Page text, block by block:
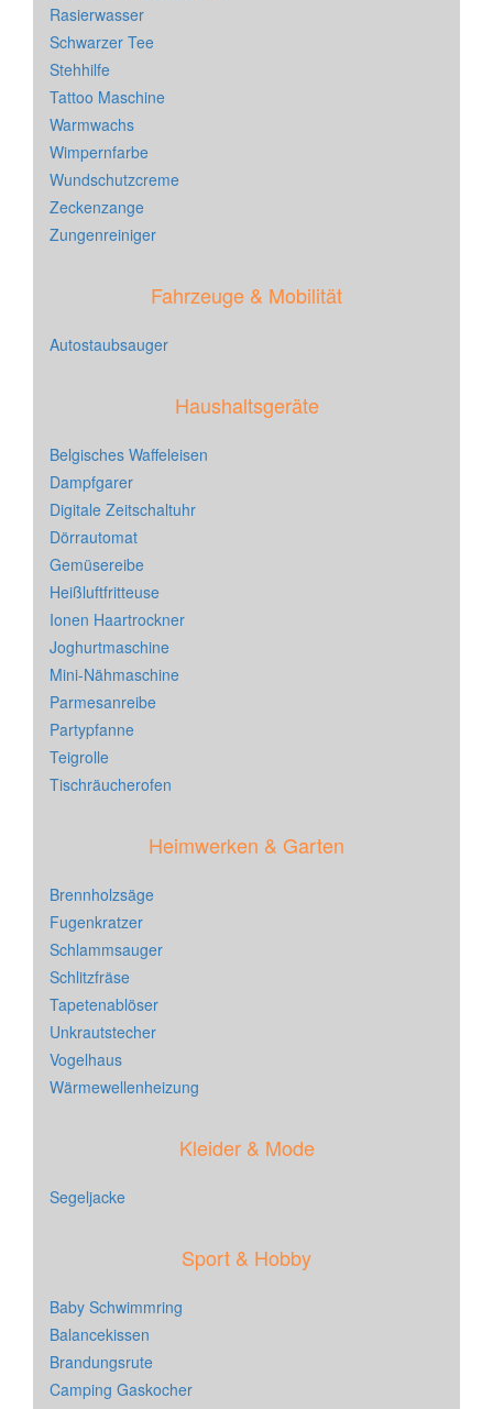
Rasierwasser
Schwarzer Tee
Stehhilfe
Tattoo Maschine
Warmwachs
Wimpernfarbe
Wundschutzcreme
Zeckenzange
Zungenreiniger
Fahrzeuge & Mobilität
Autostaubsauger
Haushaltsgeräte
Belgisches Waffeleisen
Dampfgarer
Digitale Zeitschaltuhr
Dörrautomat
Gemüsereibe
Heißluftfritteuse
Ionen Haartrockner
Joghurtmaschine
Mini-Nähmaschine
Parmesanreibe
Partypfanne
Teigrolle
Tischräucherofen
Heimwerken & Garten
Brennholzsäge
Fugenkratzer
Schlammsauger
Schlitzfräse
Tapetenablöser
Unkrautstecher
Vogelhaus
Wärmewellenheizung
Kleider & Mode
Segeljacke
Sport & Hobby
Baby Schwimmring
Balancekissen
Brandungsrute
Camping Gaskocher